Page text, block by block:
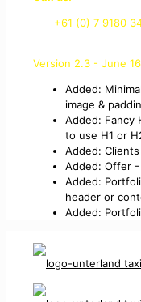
+61 (0) 7 9180
Version 2.3 - June
Added:
image &
Added: Fancy
to use H1 or
Added:
Added: Offer -
Added:
header or
Added: